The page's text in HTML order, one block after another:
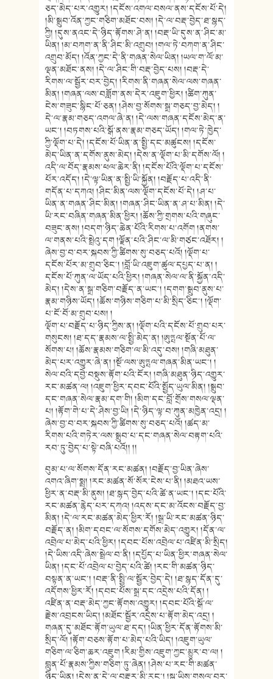
ཅད་མེད་པར་འགྱུར། །དངོས་འགལ་བསལ་ནས་དངོས་པོ་དེ།
།མི་སྒྲུབ་འོན་ཀྱང་གཅིག་མཐོང་བས། །དེ་ལ་བརྡ་བྱེད་ཐ་སྙད་
ཀྱི། །དུས་ནའང་དེ་ཉིད་རྟོགས་ཤེ་ན། །བརྡ་ཡི་དུས་ན་ཤིང་མ་
ཡིན། །མ་བཀག་ན་ནི་ཤིང་མི་འགྲུབ། །གལ་ཏེ་བཀག་ན་ཤིང་
འགྲུབ་མོད། །འོན་ཀྱང་དེ་ནི་གཞན་སེལ་ཡིན། །ཡལ་ག་ལོ་མ་
ལྡན་མཐོང་ནས། །དེ་ལ་ཤིང་གི་བརྡ་བྱེད་པས། །བརྡ་དེ་
རིགས་ལ་སྦྱོར་བར་བྱེད། །རིགས་ནི་གཞན་སེལ་ལས་གཞན་
མིན། །གཞན་ལས་བཟློག་ནས་དེར་འཇུག་ཕྱིར། །ཚིག་ཀུན་
ངེས་གཟུང་སྙིང་པོ་ཅན། །ཤེས་བྱ་སོགས་སྒྲ་གཅད་བྱ་མེད། །
དེ་ལ་རྣམ་གཅད་འགལ་ཞེ་ན། །དེ་ལས་གཞན་དངོས་མེད་ན་
ཡང་། །བཏགས་པའི་སྒོ་ནས་རྣམ་གཅད་ཡོད། །གལ་ཏེ་ཁྱེད་
ཀྱི་ལྡོག་པ་དེ། །དངོས་པོ་ཡིན་ན་སྤྱི་དང་མཚུངས། །དངོས་
མེད་ཡིན་ན་དགོས་ནུས་མེད། །དེས་ན་ལྡོག་པ་མི་དགོས་ལོ། །
འདི་ལ་བོད་རྣམས་ཕལ་ཆེར་ནི། །དངོས་པོའི་ལྡོག་པ་དངོས་
པོར་འདོད། །དེ་ལྟ་ཡིན་ན་སྤྱི་ཡི་སྐྱོན། །བརྗོད་པ་འདི་ནི་
གདོན་པ་དཀའ། །ཤིང་མིན་ལས་ལྡོག་དངོས་པོ་དེ། །ཤ་པ་
ཡིན་ན་གཞན་ཤིང་མིན། །གཞན་ཤིང་ཡིན་ན་ཤ་པ་མིན། །དེ་
ཡི་རང་བཞིན་གཞན་མིན་ཕྱིར། །ཆོས་ཀྱི་གྲགས་པའི་གཞུང་
བཟུང་ནས། །བདག་ཉིད་ཆེན་པོའི་རིགས་པ་འགོག །ནགས་
ལ་གནས་པའི་སྤྲེའུ་དག །ལྗོན་པའི་ཤིང་ལ་མི་གཙང་འཐོར། །
ཞེས་བྱ་བ་བར་སྐབས་ཀྱི་ཚིགས་སུ་བཅད་པའོ། །ལྡོག་པ་
དངོས་པོར་མ་གྲུབ་ཅིང་། །བློ་ཡི་འཇུག་ཚུལ་དཔྱད་པ་ན། །
དངོས་པོ་ཀུན་ལ་ཡོད་པའི་ཕྱིར། །གཞན་སེལ་ལ་ནི་སྐྱོན་འདི་
མེད། །དེས་ན་སྒྲ་གཅིག་བརྗོད་ན་ཡང་། །དགག་སྒྲུབ་ནུས་པ་
རྣམ་གཉིས་ཡོད། །ཆོས་གཉིས་གཅིག་པ་མི་སྲིད་ཅིང་། །ལྡོག་
པ་ངོ་བོ་མ་གྲུབ་པས། །
ལྡོག་པ་བརྗོད་པ་ཉིད་ཀྱིས་ན། །ལྡོག་པའི་དངོས་པོ་གྲུབ་པར་
གསུངས། །ཐ་དད་རྣམས་ལ་སྤྱི་མེད་ན། །ཨུཏྤལ་སྔོན་པོ་ལ་
སོགས་པ། །ཆོས་རྣམས་གཅིག་ལ་མི་འདུ་བས། །གཞི་མཐུན་
མེད་པར་འགྱུར་ཞེ་ན། །སྔོ་ལས་ཨུཏྤལ་གཞན་མིན་ཡང་། །
སེལ་བའི་དབྱེ་བསྡུས་རྟོག་པའི་ངོར། །གཞི་མཐུན་ཉིད་འགྱུར་
རང་མཚན་ལ། །འཇུག་ཕྱིར་དབང་པོའི་སྤྱོད་ཡུལ་མིན། །སྒྲུབ་
དང་གཞན་སེལ་རྣམ་དག་གི། །མིག་དང་བློ་གྲོས་གསལ་ལྡན་
པ། །རྟོག་གེ་པ་དེ་ཤེས་བྱ་ཡི། །དེ་ཉིད་ལྟ་བ་ཀུན་མཁྱེན་འདྲ། །
ཞེས་བྱ་བ་བར་སྐབས་ཀྱི་ཚིགས་སུ་བཅད་པའོ། །ཚད་མ་
རིགས་པའི་གཏེར་ལས་སྒྲུབ་པ་དང་གཞན་སེལ་བརྟག་པའི་
རབ་ཏུ་བྱེད་པ་སྟེ་བཞི་པའོ།། །།
བུམ་པ་ལ་སོགས་དོན་རང་མཚན། །བརྗོད་བྱ་ཡིན་ཞེས་
འགའ་ཞིག་སྨྲ། །རང་མཚན་སོ་སོར་ངེས་པ་ནི། །མཐའ་ཡས་
ཕྱིར་ན་བརྡ་མི་ནུས། །ཐ་སྙད་བྱེད་པའི་ཚེ་ན་ཡང་། །དང་པོའི་
རང་མཚན་རྙེད་པར་དཀའ། །འདས་དང་མ་འོངས་བརྗོད་བྱ་
མིན། །དེ་ལ་རང་མཚན་མེད་ཕྱིར་རོ། །སྒྲ་ཡི་རང་མཚན་ཉིད་
བརྗོད་ན། །མིག་དབང་ལ་སོགས་དགོས་མེད་འགྱུར། །དོན་ལ་
འབྲེལ་པ་མེད་པའི་ཕྱིར། །དབང་པོས་འབྲེལ་པ་འཛིན་མི་སྲིད།
།དེ་ཡིས་འདི་ཞེས་སྦྲེལ་བ་ནི། །དཔྱོད་པ་ཡིན་ཕྱིར་གཞན་སེལ་
ཡིན། །དང་པོ་འབྲེལ་པ་བྱེད་པའི་ཚེ། །རང་གི་མཚན་ཉིད་
བསྟན་ན་ཡང་། །བརྡ་ནི་སྤྱི་ལ་སྦྱོར་བྱེད་དེ། །ཐ་སྙད་དོན་དུ་
འདོགས་ཕྱིར་རོ། །དབང་པོས་སྒྲ་དང་འདྲེས་པའི་དོན། །
འཛིན་ན་བརྡ་མེད་ཀྱང་རྟོགས་འགྱུར། །དབང་པོའི་སྒོ་ལ་
རྗེས་འབྲངས་ཡིད། །མཐོང་སྦྱོར་འདྲེས་པ་རྟོག་མེད་འདྲ། །
གཞན་དུ་མཐོང་རྟོག་ཡུལ་ཐ་དད། །ཡིན་ཕྱིར་དོན་རྟོགས་མི་
སྲིད་ལོ། །རྟོག་བཅས་རྟོག་པ་མེད་པའི་ཡིད། །འཇུག་ཡུལ་
གཅིག་ལ་ཅིག་ཆར་འཇུག །རིམ་གྱིས་འཇུག་ཀྱང་མྱུར་བ་ལ། །
བླུན་པོ་རྣམས་ཀྱིས་གཅིག་ཏུ་ཞེན། །ཤེས་པ་རང་གི་མཚན་
ཉིད་ཡིན། །དེས་ན་དེ་ལ་བརྡར་མི་རུང་། །སྒྲ་ཡིས་གསལ་བར་